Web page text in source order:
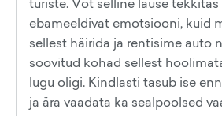
ebameeldivat emotsiooni, kuid
sellest häirida ja rentisime auto
soovitud kohad sellest
lugu oligi. Kindlasti tasub ise
ja ära vaadata ka sealpoolsed